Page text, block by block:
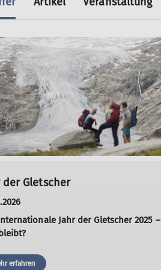
der Gletscher
Jahr der Gletscher 2025 –
erfahren